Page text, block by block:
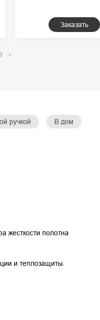
Заказать
ручкой В дом
жесткости полотна
и теплозащиты.